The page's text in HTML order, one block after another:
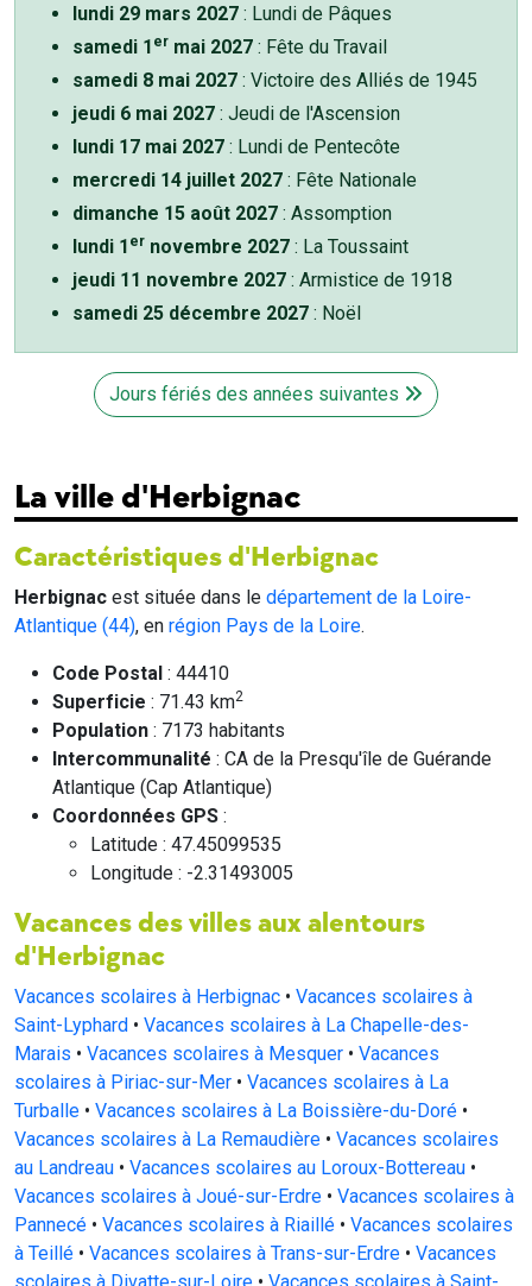
lundi 29 mars 2027 : Lundi de Pâques
samedi 1 er mai 2027 : Fête du Travail
samedi 8 mai 2027 : Victoire des Alliés de 1945
jeudi 6 mai 2027 : Jeudi de l'Ascension
lundi 17 mai 2027 : Lundi de Pentecôte
mercredi 14 juillet 2027 : Fête Nationale
dimanche 15 août 2027 : Assomption
lundi 1 er novembre 2027 : La Toussaint
jeudi 11 novembre 2027 : Armistice de 1918
samedi 25 décembre 2027 : Noël
Jours fériés des années suivantes
La ville d'Herbignac
Caractéristiques d'Herbignac
Herbignac est située dans le département de la Loire-
Atlantique (44), en région Pays de la Loire.
Code Postal : 44410
Superficie : 71.43 km2
Population : 7173 habitants
Intercommunalité : CA de la Presqu'île de Guérande
Atlantique (Cap Atlantique)
Coordonnées GPS :
Latitude : 47.45099535
Longitude : -2.31493005
Vacances des villes aux alentours
d'Herbignac
Vacances scolaires à Herbignac • Vacances scolaires à
Saint-Lyphard • Vacances scolaires à La Chapelle-des-
Marais • Vacances scolaires à Mesquer • Vacances
scolaires à Piriac-sur-Mer • Vacances scolaires à La
Turballe • Vacances scolaires à La Boissière-du-Doré •
Vacances scolaires à La Remaudière • Vacances scolaires
au Landreau • Vacances scolaires au Loroux-Bottereau •
Vacances scolaires à Joué-sur-Erdre • Vacances scolaires à
Pannecé • Vacances scolaires à Riaillé • Vacances scolaires
à Teillé • Vacances scolaires à Trans-sur-Erdre • Vacances